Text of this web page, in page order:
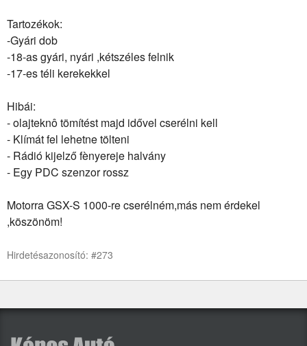
Tartozékok:
-Gyári dob
-18-as gyári, nyári ,kétszéles felnik
-17-es téli kerekekkel
Hibái:
- olajteknô tömítést majd idővel cserélni kell
- Klímát fel lehetne tölteni
- Rádió kijelző fènyereje halvány
- Egy PDC szenzor rossz
Motorra GSX-S 1000-re cserélném,más nem érdekel
,köszönöm!
Hirdetésazonosító: #273